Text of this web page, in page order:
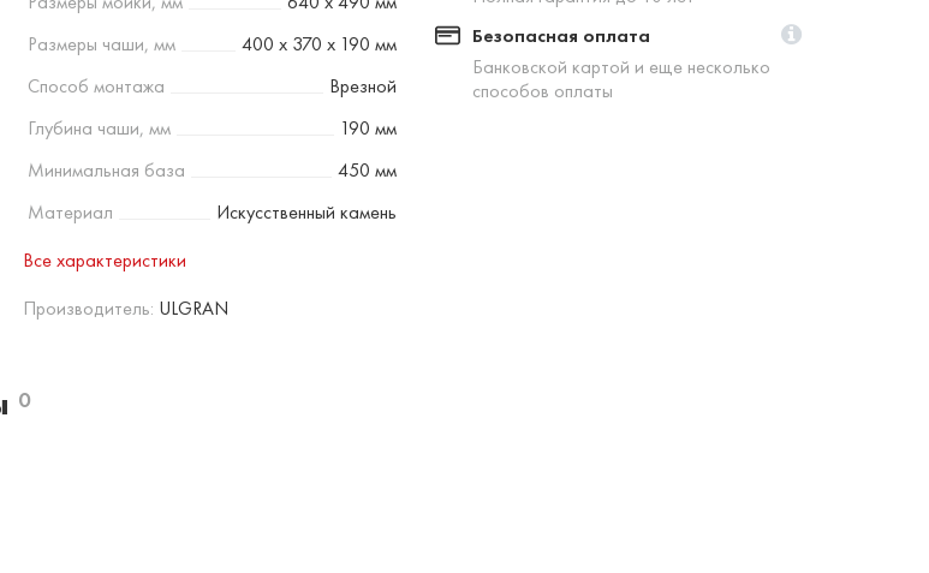
Размеры чаши, мм
400 х 370 х 190 мм
Способ монтажа
Врезной
Глубина чаши, мм
190 мм
Минимальная база
450 мм
Материал
Искусственный камень
Все характеристики
Производитель: ULGRAN
Безопасная оплата
Банковской картой и еще несколько
способов оплаты
0